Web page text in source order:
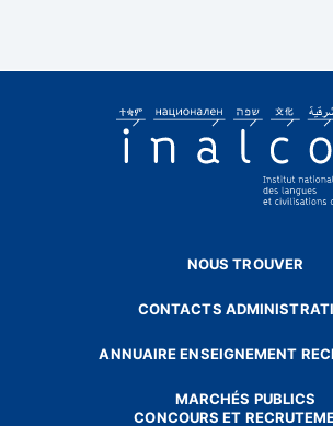
albanais
arabe algérien
arabe littéral
arabe marocain
NOUS TROUVER
CONTACTS
ANNUAIRE ENSEIGNEMENT
MARCHÉS PUBLICS
CONCOURS ET